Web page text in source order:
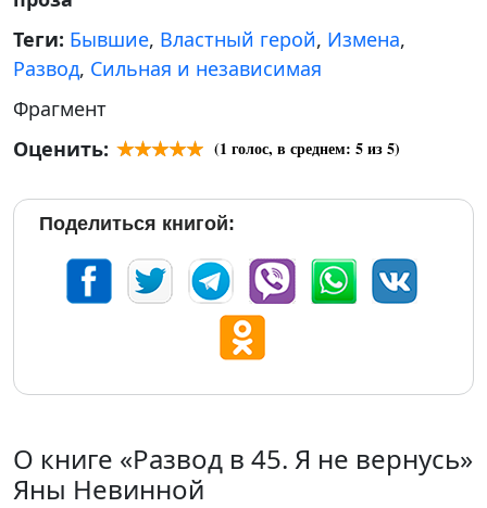
Теги: Бывшие, Властный герой, Измена,
Развод, Сильная и независимая
Фрагмент
Оценить:
(1 голос, в среднем: 5из 5)
Поделиться книгой:
О книге «Развод в 45. Я не вернусь»
Яны Невинной